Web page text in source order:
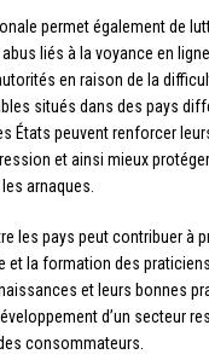
permet également de
liés à la voyance en
en raison de la
situés dans des pays
États peuvent renforcer
et ainsi mieux
arnaques.
les pays peut contribuer à
et la formation des
et leurs bonnes
d’un secteur
consommateurs.